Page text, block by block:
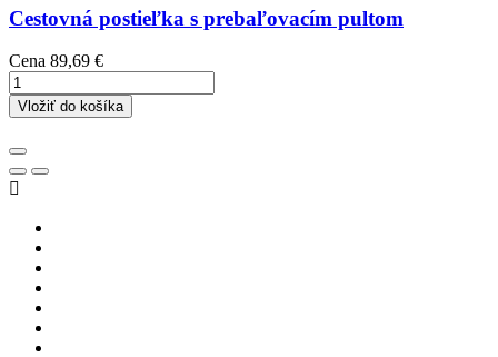
Cestovná postieľka s prebaľovacím pultom
Cena 89,69 €
Vložiť do košíka
